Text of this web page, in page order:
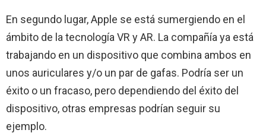
En segundo lugar, Apple se está sumergiendo en el
ámbito de la tecnología VR y AR. La compañía ya está
trabajando en un dispositivo que combina ambos en
unos auriculares y/o un par de gafas. Podría ser un
éxito o un fracaso, pero dependiendo del éxito del
dispositivo, otras empresas podrían seguir su
ejemplo.